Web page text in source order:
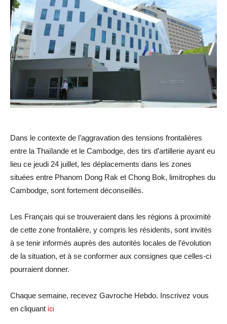
Dans le contexte de l’aggravation des tensions frontalières
entre la Thaïlande et le Cambodge, des tirs d’artillerie ayant eu
lieu ce jeudi 24 juillet, les déplacements dans les zones
situées entre Phanom Dong Rak et Chong Bok, limitrophes du
Cambodge, sont fortement déconseillés.
Les Français qui se trouveraient dans les régions à proximité
de cette zone frontalière, y compris les résidents, sont invités
à se tenir informés auprès des autorités locales de l’évolution
de la situation, et à se conformer aux consignes que celles-ci
pourraient donner.
Chaque semaine, recevez Gavroche Hebdo. Inscrivez vous
en cliquant ici